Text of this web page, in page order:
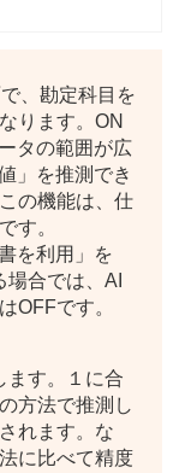
、勘定科目を
ります。ON
タの範囲が広
」を推測でき
の機能は、仕
す。
を利用」を
合では、AI
OFFです。
ます。１に合
方法で推測し
れます。な
に比べて精度